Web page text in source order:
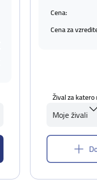
Cena:
Cena za
Žival za
Moje živali